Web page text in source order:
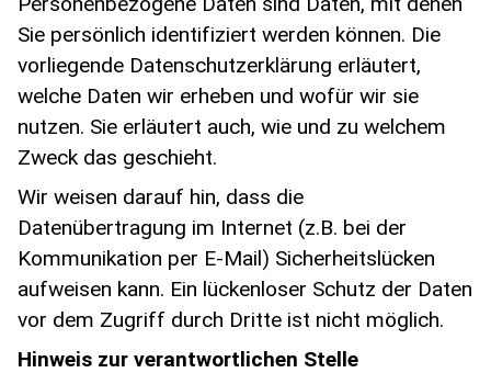
Sie persönlich identifiziert werden können. Die
vorliegende Datenschutzerklärung erläutert,
welche Daten wir erheben und wofür wir sie
nutzen. Sie erläutert auch, wie und zu welchem
Zweck das geschieht.
Wir weisen darauf hin, dass die
Datenübertragung im Internet (z.B. bei der
Kommunikation per E-Mail) Sicherheitslücken
aufweisen kann. Ein lückenloser Schutz der Daten
vor dem Zugriff durch Dritte ist nicht möglich.
Hinweis zur verantwortlichen Stelle